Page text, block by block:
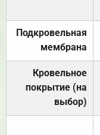
Подкровельная
мембрана
Кровельное
покрытие (на
выбор)